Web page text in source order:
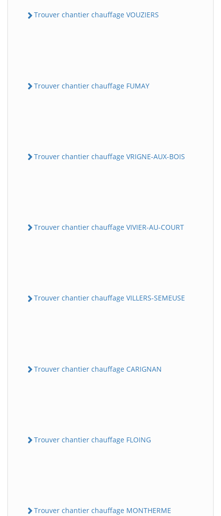
Trouver chantier chauffage VOUZIERS
Trouver chantier chauffage FUMAY
Trouver chantier chauffage VRIGNE-AUX-BOIS
Trouver chantier chauffage VIVIER-AU-COURT
Trouver chantier chauffage VILLERS-SEMEUSE
Trouver chantier chauffage CARIGNAN
Trouver chantier chauffage FLOING
Trouver chantier chauffage MONTHERME